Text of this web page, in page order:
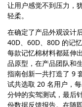
让用户感觉不到压力，
轻柔。
在确定了产品外观设计
40D、60D、80D 的记
每款记忆棉材料都延伸
品原型，在产品团队和
指南创新一共打造了 9
试共选取 20 名用户，
分钟的实驾测试，最后
份数据反馈报告。在随